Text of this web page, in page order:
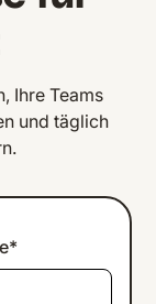
Ihre Teams
und täglich